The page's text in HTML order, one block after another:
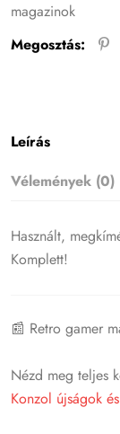
magazinok
Megosztás:
Leírás
Vélemények (0)
Használt,
Komplett!
📰 Retro gamer
Nézd meg teljes
Konzol újságok